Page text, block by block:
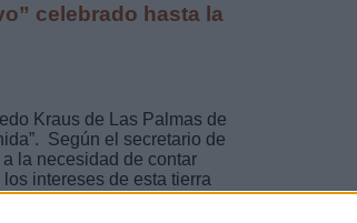
celebrado hasta la
Kraus de Las Palmas de
Según el secretario de
la necesidad de contar
intereses de esta tierra